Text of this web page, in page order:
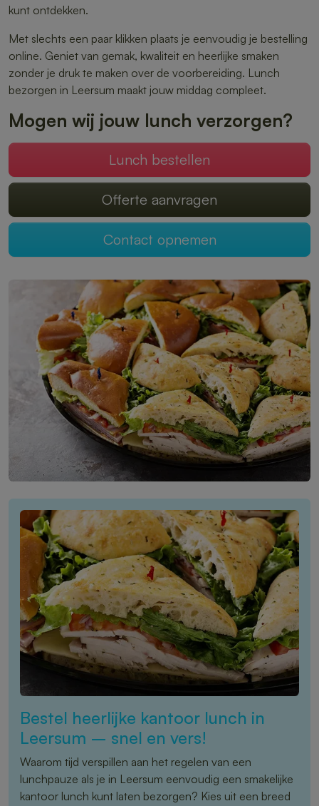
kunt ontdekken.
Met slechts een paar klikken plaats je eenvoudig je bestelling
online. Geniet van gemak, kwaliteit en heerlijke smaken
zonder je druk te maken over de voorbereiding. Lunch
bezorgen in Leersum maakt jouw middag compleet.
Mogen wij jouw lunch verzorgen?
Lunch bestellen
Offerte aanvragen
Contact opnemen
Bestel heerlijke kantoor lunch in
Leersum – snel en vers!
Waarom tijd verspillen aan het regelen van een
lunchpauze als je in Leersum eenvoudig een smakelijke
kantoor lunch kunt laten bezorgen? Kies uit een breed